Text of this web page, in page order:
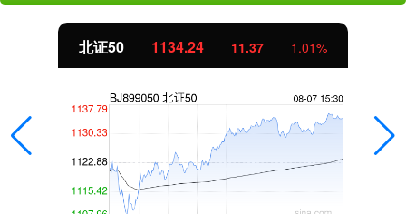
北证50 1134.24 11.37 1.01%